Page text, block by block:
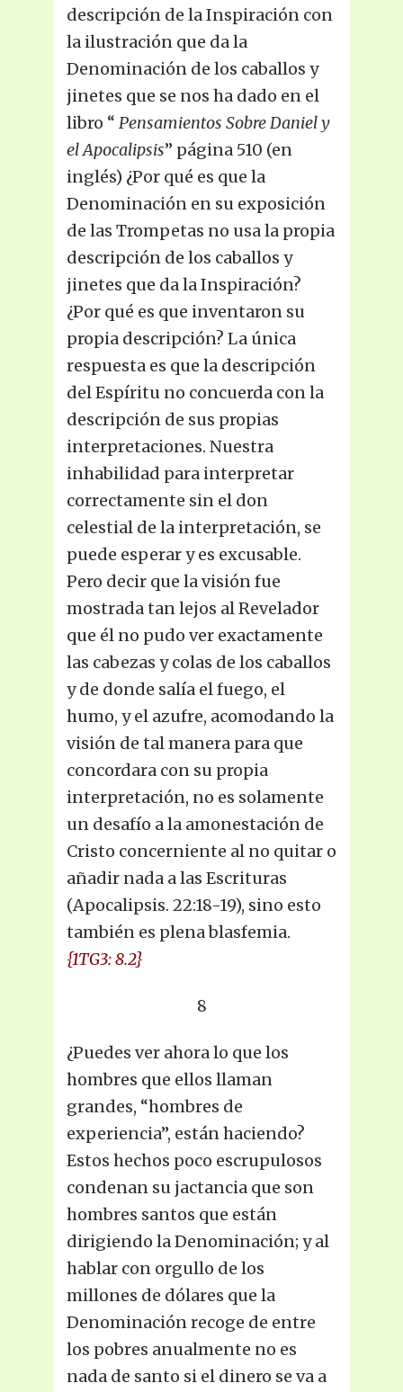
descripción de la Inspiración con
la ilustración que da la
Denominación de los caballos y
jinetes que se nos ha dado en el
libro “ Pensamientos Sobre Daniel y
el Apocalipsis” página 510 (en
inglés) ¿Por qué es que la
Denominación en su exposición
de las Trompetas no usa la propia
descripción de los caballos y
jinetes que da la Inspiración?
¿Por qué es que inventaron su
propia descripción? La única
respuesta es que la descripción
del Espíritu no concuerda con la
descripción de sus propias
interpretaciones. Nuestra
inhabilidad para interpretar
correctamente sin el don
celestial de la interpretación, se
puede esperar y es excusable.
Pero decir que la visión fue
mostrada tan lejos al Revelador
que él no pudo ver exactamente
las cabezas y colas de los caballos
y de donde salía el fuego, el
humo, y el azufre, acomodando la
visión de tal manera para que
concordara con su propia
interpretación, no es solamente
un desafío a la amonestación de
Cristo concerniente al no quitar o
añadir nada a las Escrituras
(Apocalipsis. 22:18-19), sino esto
también es plena blasfemia.
{1TG3: 8.2}
8
¿Puedes ver ahora lo que los
hombres que ellos llaman
grandes, “hombres de
experiencia”, están haciendo?
Estos hechos poco escrupulosos
condenan su jactancia que son
hombres santos que están
dirigiendo la Denominación; y al
hablar con orgullo de los
millones de dólares que la
Denominación recoge de entre
los pobres anualmente no es
nada de santo si el dinero se va a